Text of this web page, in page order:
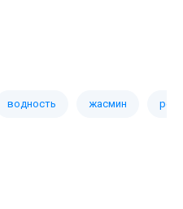
водность жасмин